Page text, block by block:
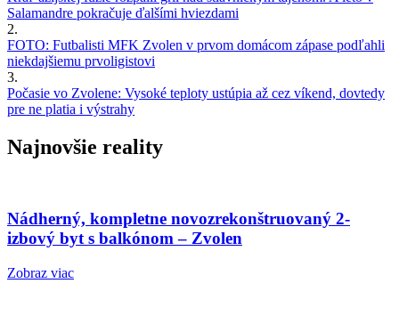
Salamandre pokračuje ďalšími hviezdami
2.
FOTO: Futbalisti MFK Zvolen v prvom domácom zápase podľahli
niekdajšiemu prvoligistovi
3.
Počasie vo Zvolene: Vysoké teploty ustúpia až cez víkend, dovtedy
pre ne platia i výstrahy
Najnovšie reality
Nádherný, kompletne novozrekonštruovaný 2-
izbový byt s balkónom – Zvolen
Zobraz viac